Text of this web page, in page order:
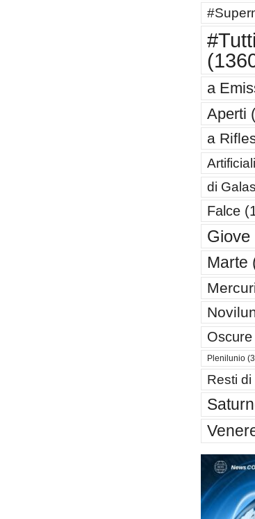
a
Aperti
a
Artificiali
di
Falce
Giove
Marte
Oscure
Plenilunio
Resti